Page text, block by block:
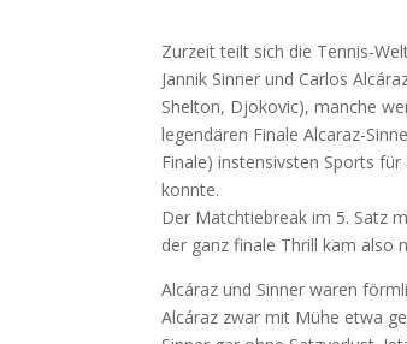
Zurzeit teilt sich die Tennis-
Jannik Sinner und Carlos
Shelton, Djokovic), manche
legendären Finale Alcaraz-
Finale) instensivsten Sports
konnte.
Der Matchtiebreak im 5. Satz
der ganz finale Thrill kam also
Alcáraz und Sinner waren
Alcáraz zwar mit Mühe etwa